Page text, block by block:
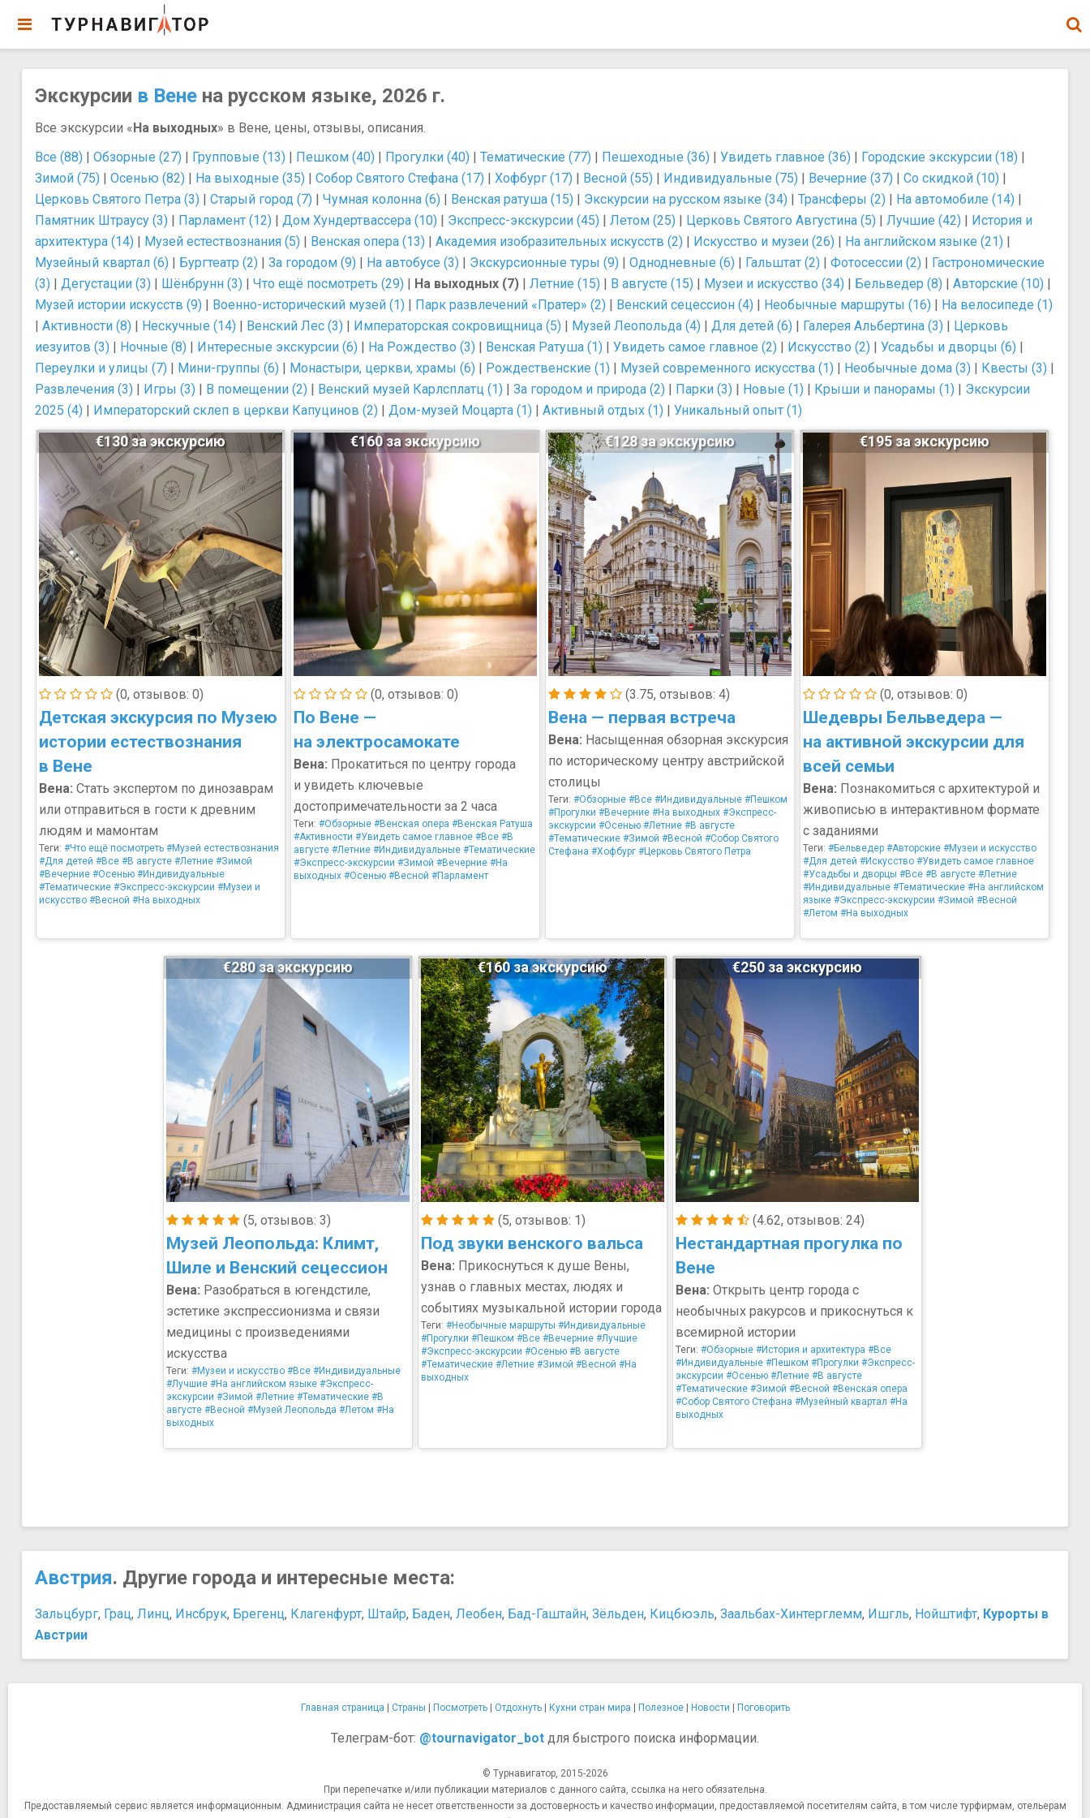
Экскурсии в Вене на русском языке, 2026 г.
Все экскурсии «На выходных» в Вене, цены, отзывы, описания.
Все (88) | Обзорные (27) | Групповые (13) | Пешком (40) | Прогулки (40) | Тематические (77) | Пешеходные (36) | Увидеть главное (36) | Городские экскурсии (18) |
Зимой (75) | Осенью (82) | На выходные (35) | Собор Святого Стефана (17) | Хофбург (17) | Весной (55) | Индивидуальные (75) | Вечерние (37) | Со скидкой (10) |
Церковь Святого Петра (3) | Старый город (7) | Чумная колонна (6) | Венская ратуша (15) | Экскурсии на русском языке (34) | Трансферы (2) | На автомобиле (14) |
Памятник Штраусу (3) | Парламент (12) | Дом Хундертвассера (10) | Экспресс-экскурсии (45) | Летом (25) | Церковь Святого Августина (5) | Лучшие (42) | История и
архитектура (14) | Музей естествознания (5) | Венская опера (13) | Академия изобразительных искусств (2) | Искусство и музеи (26) | На английском языке (21) |
Музейный квартал (6) | Бургтеатр (2) | За городом (9) | На автобусе (3) | Экскурсионные туры (9) | Однодневные (6) | Гальштат (2) | Фотосессии (2) | Гастрономические
(3) | Дегустации (3) | Шёнбрунн (3) | Что ещё посмотреть (29) | На выходных (7) | Летние (15) | В августе (15) | Музеи и искусство (34) | Бельведер (8) | Авторские (10) |
Музей истории искусств (9) | Военно-исторический музей (1) | Парк развлечений «Пратер» (2) | Венский сецессион (4) | Необычные маршруты (16) | На велосипеде (1)
| Активности (8) | Нескучные (14) | Венский Лес (3) | Императорская сокровищница (5) | Музей Леопольда (4) | Для детей (6) | Галерея Альбертина (3) | Церковь
иезуитов (3) | Ночные (8) | Интересные экскурсии (6) | На Рождество (3) | Венская Ратуша (1) | Увидеть самое главное (2) | Искусство (2) | Усадьбы и дворцы (6) |
Переулки и улицы (7) | Мини-группы (6) | Монастыри, церкви, храмы (6) | Рождественские (1) | Музей современного искусства (1) | Необычные дома (3) | Квесты (3) |
Развлечения (3) | Игры (3) | В помещении (2) | Венский музей Карлсплатц (1) | За городом и природа (2) | Парки (3) | Новые (1) | Крыши и панорамы (1) | Экскурсии
2025 (4) | Императорский склеп в церкви Капуцинов (2) | Дом-музей Моцарта (1) | Активный отдых (1) | Уникальный опыт (1)
(0, отзывов: 0)
Детская экскурсия по Музею
истории естествознания
в Вене
€130 за экскурсию
Вена: Стать экспертом по динозаврам
или отправиться в гости к древним
людям и мамонтам
Теги: #Что ещё посмотреть #Музей естествознания
#Для детей #Все #В августе #Летние #Зимой
#Вечерние #Осенью #Индивидуальные
#Тематические #Экспресс-экскурсии #Музеи и
искусство #Весной #На выходных
(0, отзывов: 0)
По Вене —
на электросамокате
€160 за экскурсию
Вена: Прокатиться по центру города
и увидеть ключевые
достопримечательности за 2 часа
Теги: #Обзорные #Венская опера #Венская Ратуша
#Активности #Увидеть самое главное #Все #В
августе #Летние #Индивидуальные #Тематические
#Экспресс-экскурсии #Зимой #Вечерние #На
выходных #Осенью #Весной #Парламент
(3.75, отзывов: 4)
Вена — первая встреча
€128 за экскурсию
Вена: Насыщенная обзорная экскурсия
по историческому центру австрийской
столицы
Теги: #Обзорные #Все #Индивидуальные #Пешком
#Прогулки #Вечерние #На выходных #Экспресс-
экскурсии #Осенью #Летние #В августе
#Тематические #Зимой #Весной #Собор Святого
Стефана #Хофбург #Церковь Святого Петра
(0, отзывов: 0)
Шедевры Бельведера —
на активной экскурсии для
всей семьи
€195 за экскурсию
Вена: Познакомиться с архитектурой и
живописью в интерактивном формате
с заданиями
Теги: #Бельведер #Авторские #Музеи и искусство
#Для детей #Искусство #Увидеть самое главное
#Усадьбы и дворцы #Все #В августе #Летние
#Индивидуальные #Тематические #На английском
языке #Экспресс-экскурсии #Зимой #Весной
#Летом #На выходных
(5, отзывов: 3)
Музей Леопольда: Климт,
Шиле и Венский сецессион
€280 за экскурсию
Вена: Разобраться в югендстиле,
эстетике экспрессионизма и связи
медицины с произведениями
искусства
Теги: #Музеи и искусство #Все #Индивидуальные
#Лучшие #На английском языке #Экспресс-
экскурсии #Зимой #Летние #Тематические #В
августе #Весной #Музей Леопольда #Летом #На
выходных
(5, отзывов: 1)
Под звуки венского вальса
€160 за экскурсию
Вена: Прикоснуться к душе Вены,
узнав о главных местах, людях и
событиях музыкальной истории города
Теги: #Необычные маршруты #Индивидуальные
#Прогулки #Пешком #Все #Вечерние #Лучшие
#Экспресс-экскурсии #Осенью #В августе
#Тематические #Летние #Зимой #Весной #На
выходных
(4.62, отзывов: 24)
Нестандартная прогулка по
Вене
€250 за экскурсию
Вена: Открыть центр города с
необычных ракурсов и прикоснуться к
всемирной истории
Теги: #Обзорные #История и архитектура #Все
#Индивидуальные #Пешком #Прогулки #Экспресс-
экскурсии #Осенью #Летние #В августе
#Тематические #Зимой #Весной #Венская опера
#Собор Святого Стефана #Музейный квартал #На
выходных
Австрия. Другие города и интересные места:
Зальцбург, Грац, Линц, Инсбрук, Брегенц, Клагенфурт, Штайр, Баден, Леобен, Бад-Гаштайн, Зёльден, Кицбюэль, Заальбах-Хинтерглемм, Ишгль, Нойштифт, Курорты в
Австрии
Главная страница Страны Посмотреть| Отдохнуть| Кухни стран мира Полезное| Новости Поговорить
Телеграм-бот: @tournavigator_bot для быстрого поиска информации.
© Турнавигатор, 2015-2026
При перепечатке и/или публикации материалов с данного сайта, ссылка на него обязательна.
Предоставляемый сервис является информационным. Администрация сайта не несет ответственности за достоверность и качество информации, предоставляемой посетителям сайта, в том числе турфирмам, отельерам